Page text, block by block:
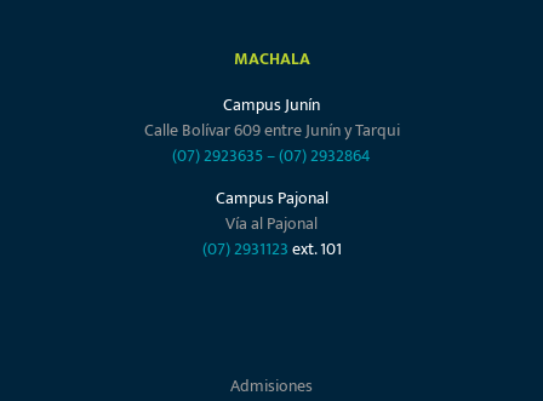
MACHALA
Campus Junín
Calle Bolívar 609 entre Junín y Tarqui
(07) 2923635–(07) 2932864
Campus Pajonal
Vía al Pajonal
(07) 2931123ext. 101
Admisiones